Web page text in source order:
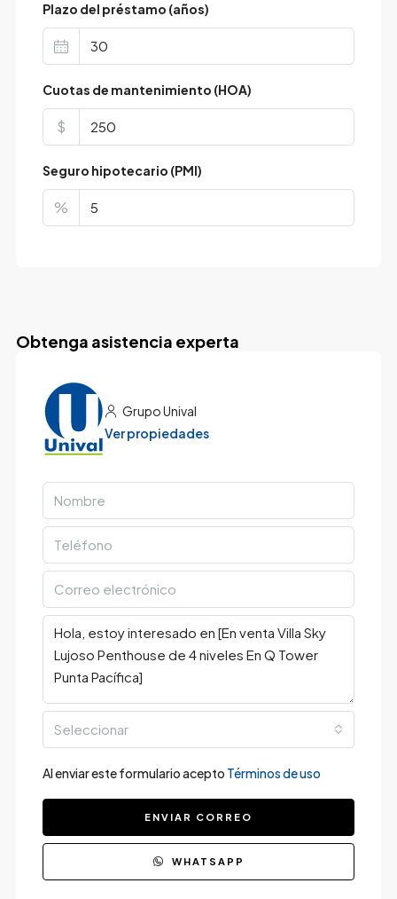
Plazo del préstamo (años)
Cuotas de mantenimiento (HOA)
$
Seguro hipotecario (PMI)
%
Obtenga asistencia experta
Grupo Unival
Ver propiedades
Seleccionar
Al enviar este formulario acepto Términos de uso
ENVIAR CORREO
WHATSAPP